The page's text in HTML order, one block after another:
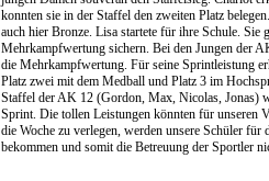
konnten sie in der Staffel den zweiten Platz
auch hier Bronze. Lisa startete für ihre Schule.
Mehrkampfwertung sichern. Bei den Jungen der
die Mehrkampfwertung. Für seine Sprintleistung
Platz zwei mit dem Medball und Platz 3 im
Staffel der AK 12 (Gordon, Max, Nicolas, Jonas)
Sprint. Die tollen Leistungen könnten für unseren
die Woche zu verlegen, werden unsere Schüler
bekommen und somit die Betreuung der Sportler